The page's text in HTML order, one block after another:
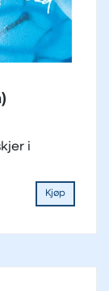
i
Kjøp